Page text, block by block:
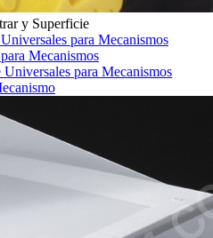
y Superficie
para Mecanismos
Mecanismos
para Mecanismos